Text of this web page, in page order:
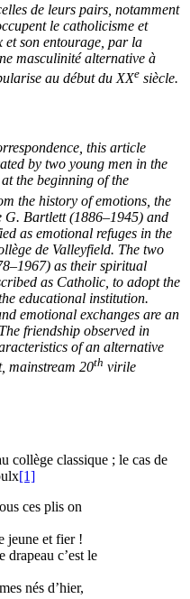
de leurs pairs, notamment
le catholicisme et
et son entourage, par la
masculinité alternative à
au début du XXe siècle.
this article
by two young men in the
the beginning of the
the history of emotions, the
G. Bartlett (1886–1945) and
as emotional refuges in the
de Valleyfield. The two
as their spiritual
as Catholic, to adopt the
educational institution.
emotional exchanges are an
friendship observed in
of an alternative
mainstream 20th virile
collège classique ; le cas de
[1]
ces plis on
jeune et fier !
drapeau c’est le
nés d’hier,